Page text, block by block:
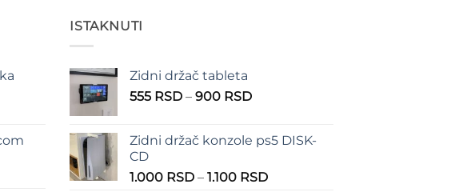
ISTAKNUTI
Zidni držač tableta
555 RSD – 900 RSDRaspon
555 RSD
900 RSD
Zidni držač konzole ps5 DISK-
CD
1.000 RSD – 1.100 RSDRaspon